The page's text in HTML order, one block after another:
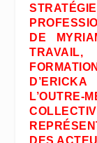
DE
DES